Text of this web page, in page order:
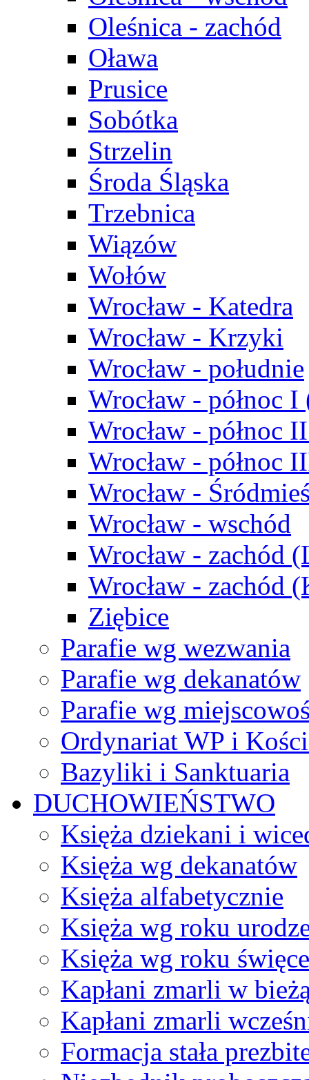
Oleśnica - zachód
Oława
Prusice
Sobótka
Strzelin
Środa Śląska
Trzebnica
Wiązów
Wołów
Wrocław - Katedra
Wrocław - Krzyki
Wrocław - południe
Wrocław - północ
Wrocław - północ
Wrocław - północ
Wrocław -
Wrocław - wschód
Wrocław - zachód
Wrocław - zachód
Ziębice
Parafie wg wezwania
Parafie wg dekanatów
Parafie wg
Ordynariat WP i
Bazyliki i Sanktuaria
DUCHOWIEŃSTWO
Księża dziekani i
Księża wg dekanatów
Księża alfabetycznie
Księża wg roku
Księża wg roku
Kapłani zmarli w
Kapłani zmarli
Formacja stała